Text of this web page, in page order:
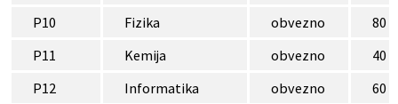
P10
Fizika obvezno
80
P11
Kemija obvezno
40
P12
Informatika obvezno
60